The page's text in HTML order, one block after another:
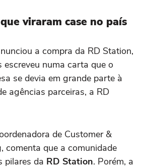
viraram case no país
a compra da RD Station,
escreveu numa carta que o
se devia em grande parte à
agências parceiras, a RD
de Customer &
comenta que a comunidade
pilares da RD Station. Porém, a